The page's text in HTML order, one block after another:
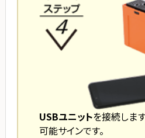
USBユニットを接続しま
可能サインです。